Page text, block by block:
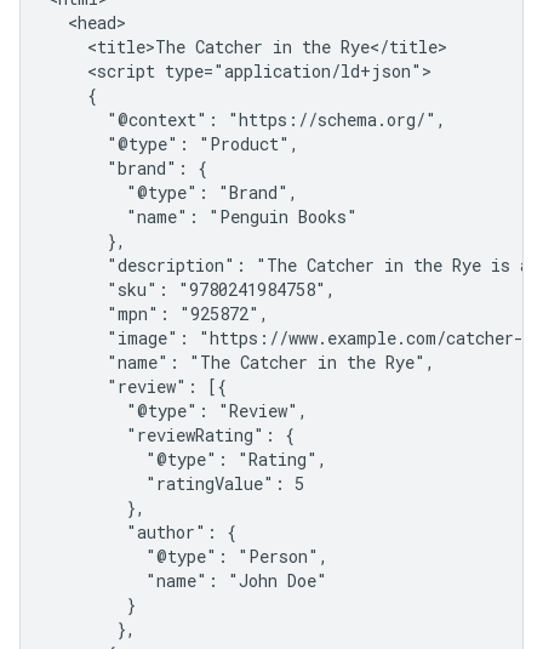
  <head>
    <title>The Catcher in the Rye</title>
    <script type="application/ld+json">
    {
      "@context": "https://schema.org/",
      "@type": "Product",
      "brand": {
        "@type": "Brand",
        "name": "Penguin Books"
      },
"description": "The Catcher in the Rye is a
      "sku": "9780241984758",
      "mpn": "925872",
"image": "https://www.example.com/catcher-
      "name": "The Catcher in the Rye",
      "review": [{
        "@type": "Review",
        "reviewRating": {
          "@type": "Rating",
          "ratingValue": 5
        },
        "author": {
          "@type": "Person",
          "name": "John Doe"
        }
       },